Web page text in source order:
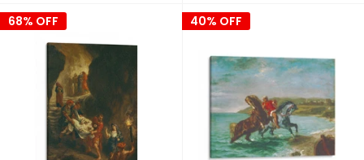
68% OFF 40% OFF